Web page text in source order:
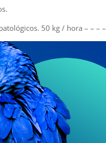
50 kg / hora – – – –